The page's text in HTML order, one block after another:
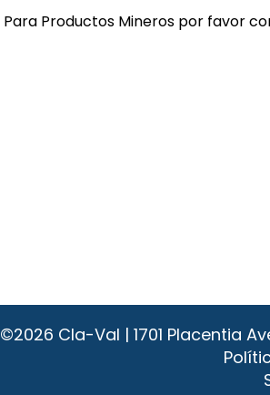
Para Productos Mineros por favor
©2026 Cla-Val | 1701 Placentia